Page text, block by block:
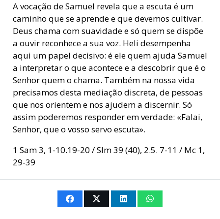
A vocação de Samuel revela que a escuta é um
caminho que se aprende e que devemos cultivar.
Deus chama com suavidade e só quem se dispõe
a ouvir reconhece a sua voz. Heli desempenha
aqui um papel decisivo: é ele quem ajuda Samuel
a interpretar o que acontece e a descobrir que é o
Senhor quem o chama. Também na nossa vida
precisamos desta mediação discreta, de pessoas
que nos orientem e nos ajudem a discernir. Só
assim poderemos responder em verdade: «Falai,
Senhor, que o vosso servo escuta».
1 Sam 3, 1-10.19-20 / Slm 39 (40), 2.5. 7-11 / Mc 1,
29-39